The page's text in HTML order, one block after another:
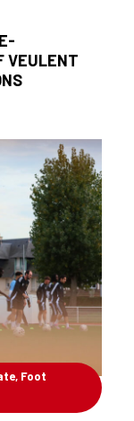
VEULENT
Foot